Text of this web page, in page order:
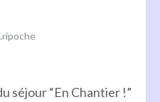
séjour “En Chantier !”